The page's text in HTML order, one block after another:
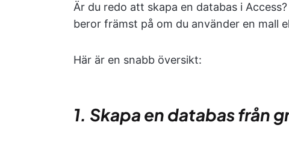
Är du redo att skapa en databas i
beror främst på om du använder en mall
Här är en snabb översikt:
1. Skapa en databas från